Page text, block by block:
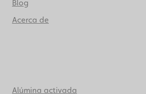
Blog
Acerca de
Alúmina activada